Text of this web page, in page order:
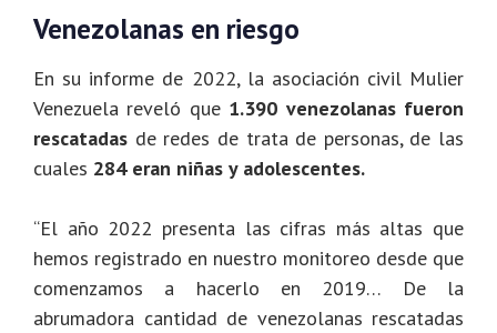
Venezolanas en riesgo
En su informe de 2022, la asociación civil Mulier
Venezuela reveló que 1.390 venezolanas fueron
rescatadas de redes de trata de personas, de las
cuales 284 eran niñas y adolescentes.
“El año 2022 presenta las cifras más altas que
hemos registrado en nuestro monitoreo desde que
comenzamos a hacerlo en 2019… De la
abrumadora cantidad de venezolanas rescatadas